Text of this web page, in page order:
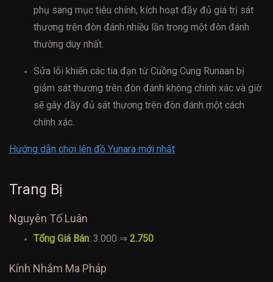
phụ sang mục tiêu chính, kích hoạt đầy đủ giá trị sát
thương trên đòn đánh nhiều lần trong một đòn đánh
thường duy nhất.
Sửa lỗi khiến các tia đạn từ Cuồng Cung Runaan bị
giảm sát thương trên đòn đánh không chính xác và giờ
sẽ gây đầy đủ sát thương trên đòn đánh một cách
chính xác.
Hướng dẫn chơi lên đồ Yunara mới nhất
Trang Bị
Nguyên Tố Luân
Tổng Giá Bán: 3.000 ⇒ 2.750
Kính Nhắm Ma Pháp